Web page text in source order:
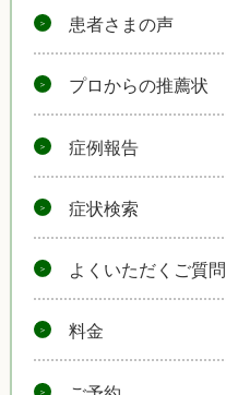
患者さまの声
プロからの推薦状
症例報告
症状検索
よくいただくご質問
料金